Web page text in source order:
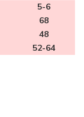
5-6
68
48
52-64